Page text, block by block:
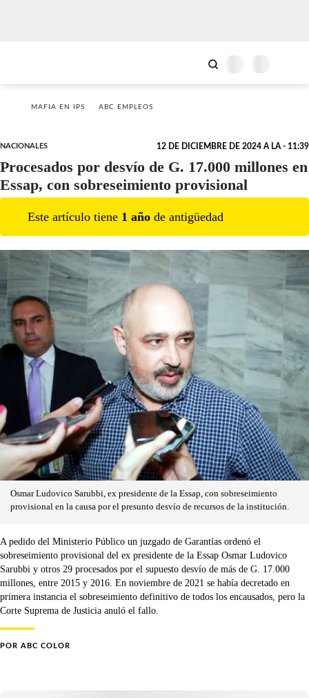
MAFIA EN IPS ABC EMPLEOS
NACIONALES 12 DE DICIEMBRE DE 2024 A LA - 11:39
Procesados por desvío de G. 17.000 millones en
Essap, con sobreseimiento provisional
Este artículo tiene 1 año de antigüedad
Osmar Ludovico Sarubbi, ex presidente de la Essap, con sobreseimiento
provisional en la causa por el presunto desvío de recursos de la institución.
A pedido del Ministerio Público un juzgado de Garantías ordenó el
sobreseimiento provisional del ex presidente de la Essap Osmar Ludovico
Sarubbi y otros 29 procesados por el supuesto desvío de más de G. 17.000
millones, entre 2015 y 2016. En noviembre de 2021 se había decretado en
primera instancia el sobreseimiento definitivo de todos los encausados, pero la
Corte Suprema de Justicia anuló el fallo.
POR ABC COLOR